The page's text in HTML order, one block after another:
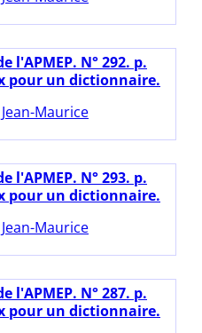
l'APMEP. N° 292. p.
pour un dictionnaire.
Maurice
l'APMEP. N° 293. p.
pour un dictionnaire.
Maurice
l'APMEP. N° 287. p.
pour un dictionnaire.